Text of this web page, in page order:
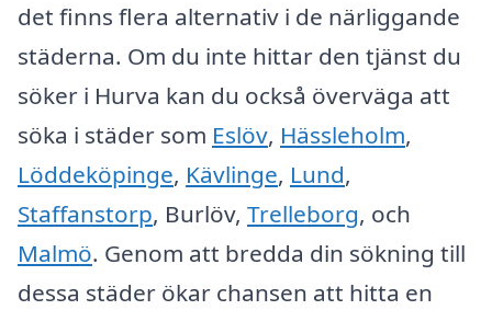
det finns flera alternativ i de närliggande
städerna. Om du inte hittar den tjänst du
söker i Hurva kan du också överväga att
söka i städer som Eslöv, Hässleholm,
Löddeköpinge, Kävlinge, Lund,
Staffanstorp, Burlöv, Trelleborg, och
Malmö. Genom att bredda din sökning till
dessa städer ökar chansen att hitta en